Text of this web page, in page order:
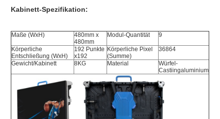
Kabinett-Spezifikation:
Maße (WxH)
480mm x
480mm
Modul-Quantität 9
Körperliche
Entschließung (WxH)
192 Punkte
x192
Körperliche Pixel
(Summe)
36864
Gewicht/Kabinett 8KG Material
Würfel-
Castiingaluminium